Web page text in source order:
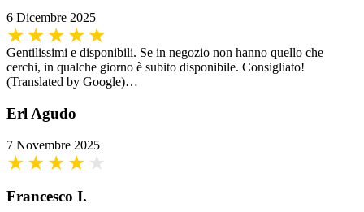
6 Dicembre 2025
Gentilissimi e disponibili. Se in negozio non hanno quello che
cerchi, in qualche giorno è subito disponibile. Consigliato!
(Translated by Google)…
Erl Agudo
7 Novembre 2025
Francesco I.